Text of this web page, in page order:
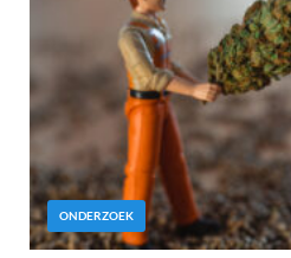
ONDERZOEK